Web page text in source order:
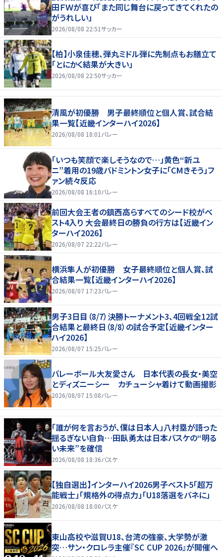
田ＦＷが喜び「また同じ舞台に戻ってきてくれたの
がうれしい」
2026/08/08 22:51サッカー
【柏】小泉佳穂、弾丸ミドル弾に先制点もお膳立て
「とにかく結果が大きい」
2026/08/08 22:50サッカー
清風が初優勝 男子最終順位と個人賞、試合結
果一覧【近畿インターハイ2026】
2026/08/08 18:01 バレー
「いつも笑顔で楽しそうなので…」黄色“新ユ
ニ”着用の19歳バドミントン女子に「CMきそう」フ
ァン続々反応
2026/08/08 16:10バレー
前回大会王者の鎮西高らすべてのシード校がベ
スト4入り 大会最終日の勝負の行方は【近畿イン
ターハイ2026】
2026/08/07 22:22バレー
横浜隼人が初優勝 女子最終順位と個人賞、試
合結果一覧【近畿インターハイ2026】
2026/08/07 17:23バレー
男子3日目（8/7）決勝トーナメント3、4回戦全12試
合結果と最終日（8/8）の試合予定【近畿インター
ハイ2026】
2026/08/07 15:25バレー
バレーボール大友愛さん 日本代表の長女・美空
とディズニーシー カチューシャ着けて動画撮影
2026/08/07 15:08バレー
「誰が何を言おうが、僕は日本人」八村塁が語った
揺るぎない自負…田臥勇太は日本バスケの“明る
い未来”を確信
2026/08/08 18:36バスケ
【独自選出】インターハイ2026男子ベスト5「超万
能戦士」「規格外の得点力」「U18落選をバネに」
2026/08/08 18:00バスケ
東山高校や滋賀U18、台湾の強豪、大学勢が激
突…サン・クロレラ主催『SC CUP 2026』が開催へ